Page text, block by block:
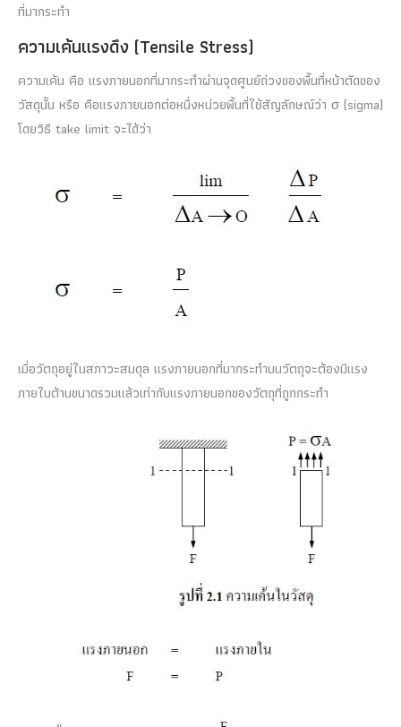
ที่มากระทำ
ความเค้นแรงดึง (Tensile Stress)
ความเค้น คือ แรงภายนอกที่มากระทำผ่านจุดศูนย์ถ่วงของพื้นที่หน้าตัดของ
วัสดุนั้น หรือ คือแรงภายนอกต่อหนึ่งหน่วยพื้นที่ใช้สัญลักษณ์ว่า σ (sigma)
โดยวิธี take limit จะได้ว่า
เมื่อวัตถุอยู่ในสภาวะสมดุล แรงภายนอกที่มากระทำบนวัตถุจะต้องมีแรง
ภายในต้านขนาดรวมแล้วเท่ากับแรงภายนอกของวัตถุที่ถูกกระทำ